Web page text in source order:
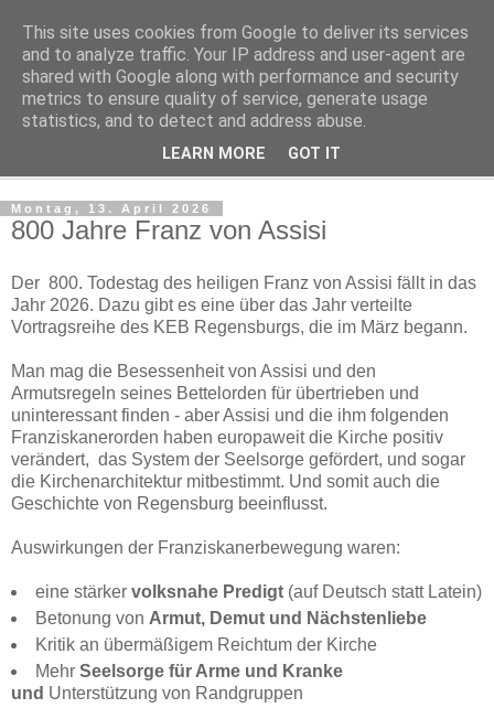
Regensburger Tagebuch
Notizen aus der nördlichsten Stadt Italiens
Montag, 13. April 2026
800 Jahre Franz von Assisi
Der 800. Todestag des heiligen Franz von Assisi fällt in das
Jahr 2026. Dazu gibt es eine über das Jahr verteilte
Vortragsreihe des KEB Regensburgs, die im März begann.
Man mag die Besessenheit von Assisi und den
Armutsregeln seines Bettelorden für übertrieben und
uninteressant finden - aber Assisi und die ihm folgenden
Franziskanerorden haben europaweit die Kirche positiv
verändert, das System der Seelsorge gefördert, und sogar
die Kirchenarchitektur mitbestimmt. Und somit auch die
Geschichte von Regensburg beeinflusst.
Auswirkungen der Franziskanerbewegung waren:
eine stärker volksnahe Predigt(auf Deutsch statt Latein)
Betonung von Armut, Demut und Nächstenliebe
Kritik an übermäßigem Reichtum der Kirche
Mehr Seelsorge für Arme und Kranke
und Unterstützung von Randgruppen
This site uses cookies from Google to deliver its services
and to analyze traffic. Your IP address and user-agent are
shared with Google along with performance and security
metrics to ensure quality of service, generate usage
statistics, and to detect and address abuse.
LEARN MORE GOT IT